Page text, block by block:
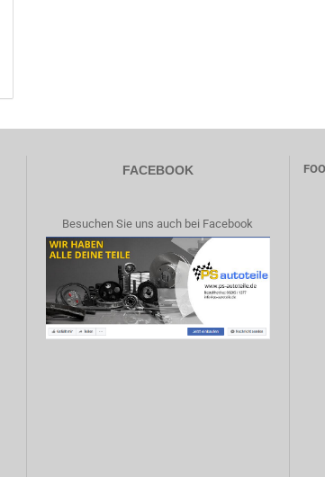
FACEBOOK
Besuchen Sie uns auch bei Facebook